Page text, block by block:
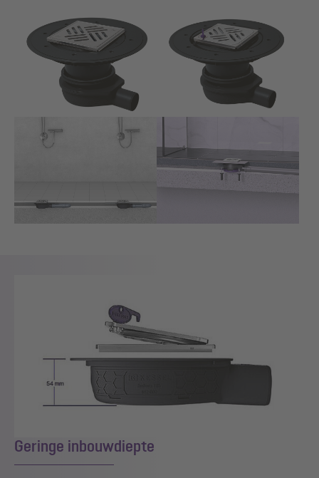
Show larger version for: Show larger version for:
Geringe inbouwdiepte